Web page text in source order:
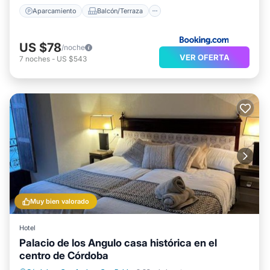
Aparcamiento Balcón/Terraza
US $78/noche
7 noches - US $543 VER OFERTA
Muy bien valorado
Hotel
Palacio de los Angulo casa histórica en el
centro de Córdoba